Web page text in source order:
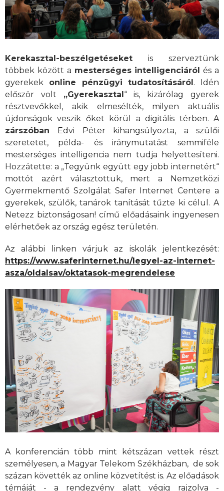
Kerekasztal-beszélgetéseket is szerveztünk
többek között a mesterséges intelligenciáról és a
gyerekek online pénzügyi tudatosításáról. Idén
először volt „Gyerekasztal“ is, kizárólag gyerek
résztvevőkkel, akik elmesélték, milyen aktuális
újdonságok veszik őket körül a digitális térben. A
zárszóban Edvi Péter kihangsúlyozta, a szülői
szeretetet, példa- és iránymutatást semmiféle
mesterséges intelligencia nem tudja helyettesíteni.
Hozzátette: a „Tegyünk együtt egy jobb internetért“
mottót azért választottuk, mert a Nemzetközi
Gyermekmentő Szolgálat Safer Internet Centere a
gyerekek, szülők, tanárok tanítását tűzte ki célul. A
Netezz biztonságosan! című előadásaink ingyenesen
elérhetőek az ország egész területén.
Az alábbi linken várjuk az iskolák jelentkezését:
https://www.saferinternet.hu/legyel-az-internet-
asza/oldalsav/oktatasok-megrendelese
A konferencián több mint kétszázan vettek részt
személyesen, a Magyar Telekom Székházban, de sok
százan követték az online közvetítést is. Az előadások
témáját - a rendezvény alatt végig rajzolva -